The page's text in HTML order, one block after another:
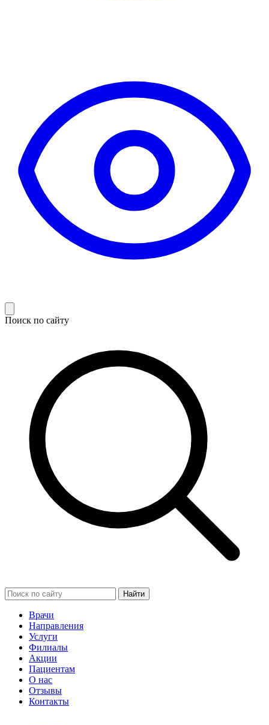
Поиск по сайту
Найти
Врачи
Направления
Услуги
Филиалы
Акции
Пациентам
О нас
Отзывы
Контакты